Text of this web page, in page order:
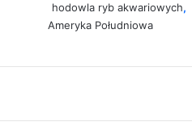
dla
początkujących
hodowla ryb akwariowych,
Ameryka Południowa